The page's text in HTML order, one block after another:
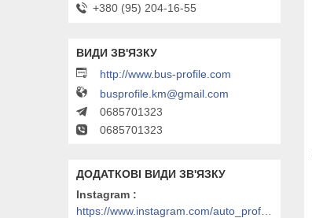
+380 (95) 204-16-55
http://www.bus-profile.com
busprofile.km@gmail.com
0685701323
0685701323
Instagram